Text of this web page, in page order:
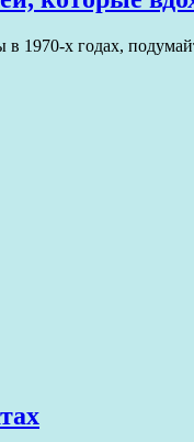
1970-х годах,